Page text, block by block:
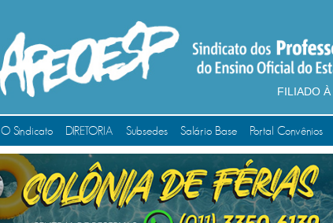
FILIADO À
O Sindicato DIRETORIA Subsedes Salário Base Portal Convênios